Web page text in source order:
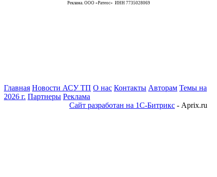
Реклама. ООО «Ратеос» ИНН 7735028069
Главная Новости АСУ ТП О нас Контакты Авторам Темы на
2026 г. Партнеры Реклама
Сайт разработан на 1С-Битрикс - Aprix.ru